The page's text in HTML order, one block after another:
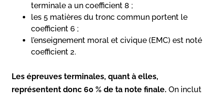
terminale a un coefficient 8 ;
les 5 matières du tronc commun portent le
coefficient 6 ;
l’enseignement moral et civique (EMC) est noté
coefficient 2.
Les épreuves terminales, quant à elles,
représentent donc 60 % de ta note finale. On inclut